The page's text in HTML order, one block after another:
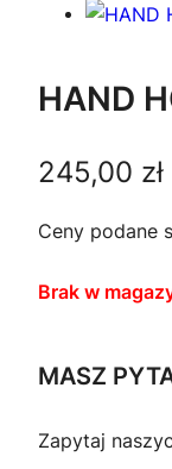
HAND
245,00 zł
Ceny podane
Brak w
MASZ
Zapytaj